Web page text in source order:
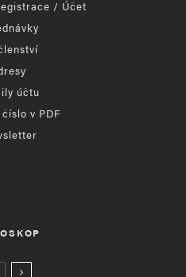
/ Účet
účtu
v PDF